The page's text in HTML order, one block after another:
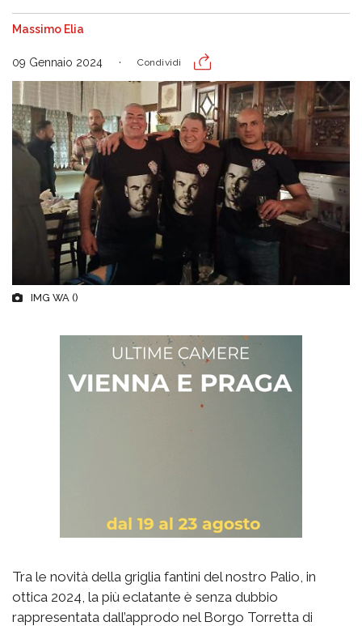
Massimo Elia
09 Gennaio 2024 Condividi
IMG WA ()
Tra le novità della griglia fantini del nostro Palio, in
ottica 2024, la più eclatante è senza dubbio
rappresentata dall’approdo nel Borgo Torretta di